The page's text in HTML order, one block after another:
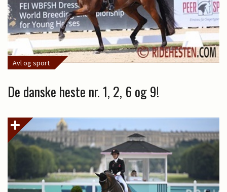
Avl og sport
De danske heste nr. 1, 2, 6 og 9!